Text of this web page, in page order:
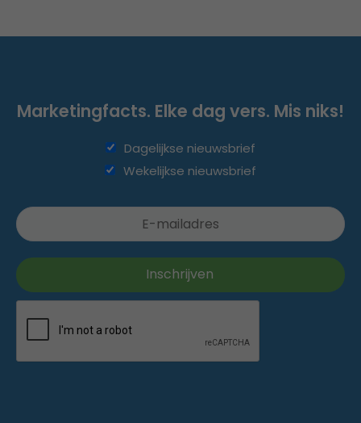
Marketingfacts. Elke dag vers. Mis niks!
Dagelijkse nieuwsbrief
Wekelijkse nieuwsbrief